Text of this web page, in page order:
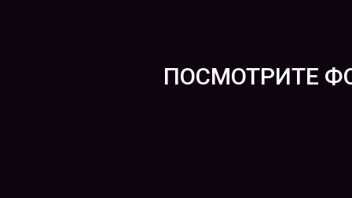
ПОСМОТРИТЕ